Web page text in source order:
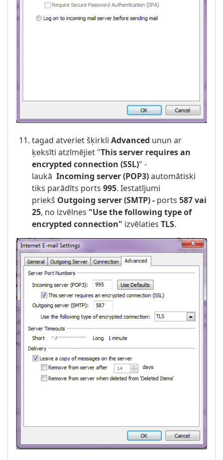
tagad atveriet šķirkli Advanced unun ar
ķeksīti atzīmējiet "This server requires an
encrypted connection (SSL)" -
laukā Incoming server (POP3)automātiski
tiks parādīts ports 995. Iestatījumi
priekš Outgoing server (SMTP) - ports 587 vai
25, no izvēlnes "Use the following type of
encrypted connection" izvēlaties TLS.